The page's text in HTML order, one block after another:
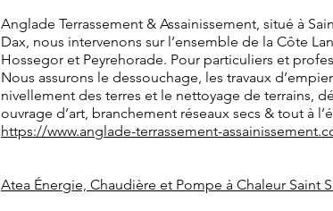
Anglade Terrassement & Assainissement, situé à
Dax, nous intervenons sur l’ensemble de la Côte
Hossegor et Peyrehorade. Pour particuliers et
Nous assurons le dessouchage, les travaux
nivellement des terres et le nettoyage de terrains,
ouvrage d’art, branchement réseaux secs & tout à
https://www.anglade-terrassement-
Atea Énergie, Chaudière et Pompe à Chaleur Saint